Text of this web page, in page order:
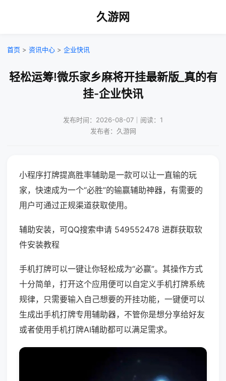
久游网
首页 > 资讯中心 > 企业快讯
轻松运筹!微乐家乡麻将开挂最新版_真的有
挂-企业快讯
发布时间：2026-08-07｜阅读：1
发布者：久游网
小程序打牌提高胜率辅助是一款可以让一直输的玩
家，快速成为一个“必胜”的输赢辅助神器，有需要的
用户可通过正规渠道获取使用。
辅助安装，可QQ搜索申请 549552478 进群获取软
件安装教程
手机打牌可以一键让你轻松成为“必赢”。其操作方式
十分简单，打开这个应用便可以自定义手机打牌系统
规律，只需要输入自己想要的开挂功能，一键便可以
生成出手机打牌专用辅助器，不管你是想分享给好友
或者使用手机打牌AI辅助都可以满足需求。